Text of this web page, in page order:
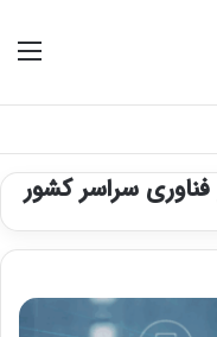
سراسر کشور